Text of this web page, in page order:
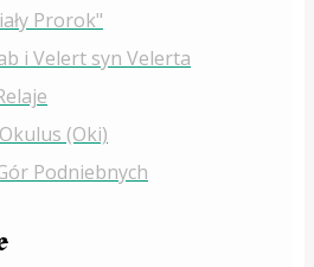
Prorok"
i Velert syn Velerta
(Oki)
Podniebnych